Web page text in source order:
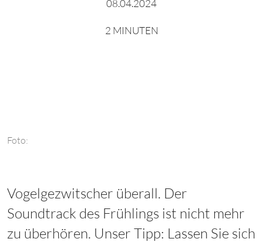
08.04.2024
2 MINUTEN
Foto:
Vogelgezwitscher überall. Der
Soundtrack des Frühlings ist nicht mehr
zu überhören. Unser Tipp: Lassen Sie sich